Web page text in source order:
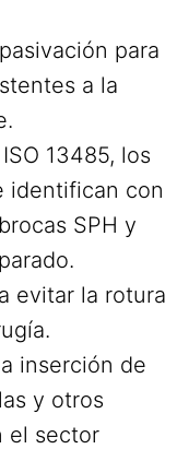
para
a la
13485, los
identifican con
SPH y
evitar la rotura
inserción de
y otros
el sector